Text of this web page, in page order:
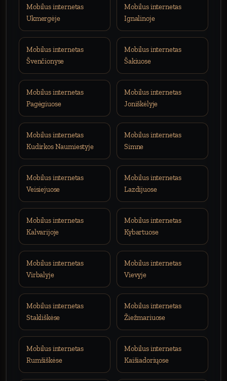
Mobilus internetas
Ukmergėje
Mobilus internetas
Ignalinoje
Mobilus internetas
Švenčionyse
Mobilus internetas
Šakiuose
Mobilus internetas
Pagėgiuose
Mobilus internetas
Joniškėlyje
Mobilus internetas
Kudirkos Naumiestyje
Mobilus internetas
Simne
Mobilus internetas
Veisiejuose
Mobilus internetas
Lazdijuose
Mobilus internetas
Kalvarijoje
Mobilus internetas
Kybartuose
Mobilus internetas
Virbalyje
Mobilus internetas
Vievyje
Mobilus internetas
Stakliškėse
Mobilus internetas
Žiežmariuose
Mobilus internetas
Rumšiškėse
Mobilus internetas
Kaišiadoriųose